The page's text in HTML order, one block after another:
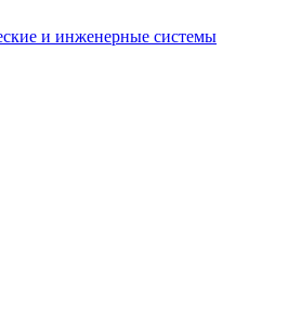
и инженерные системы